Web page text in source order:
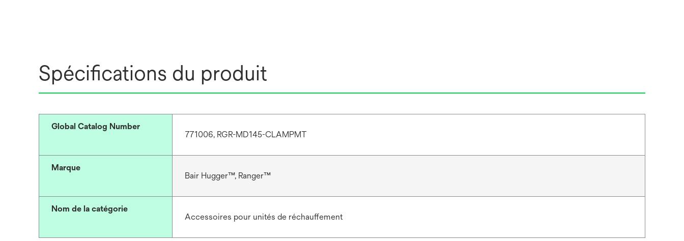
Spécifications du produit
Global Catalog Number
771006, RGR-MD145-CLAMPMT
Marque
Bair Hugger™, Ranger™
Nom de la catégorie
Accessoires pour unités de réchauffement